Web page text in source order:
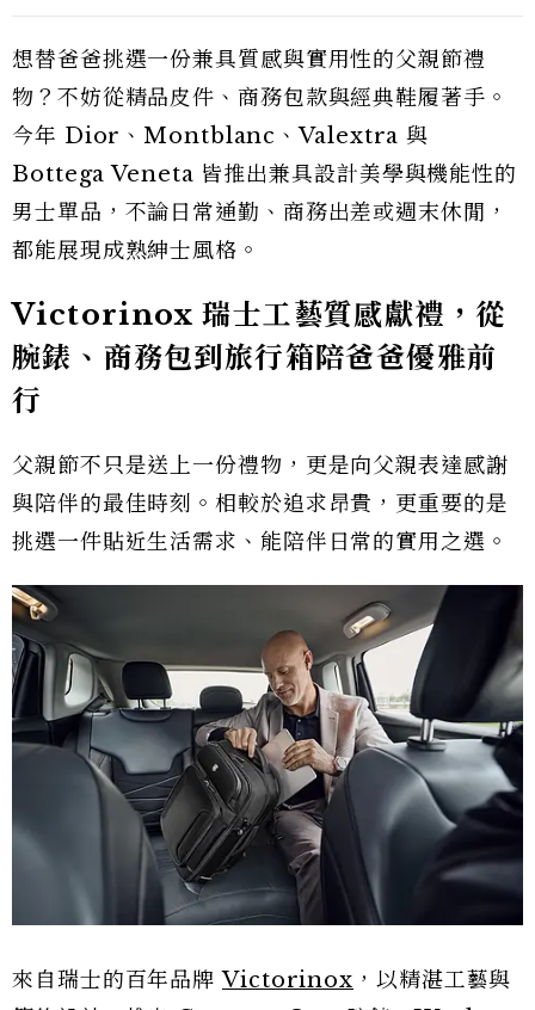
想替爸爸挑選一份兼具質感與實用性的父親節禮
物？不妨從精品皮件、商務包款與經典鞋履著手。
今年 Dior、Montblanc、Valextra 與
Bottega Veneta 皆推出兼具設計美學與機能性的
男士單品，不論日常通勤、商務出差或週末休閒，
都能展現成熟紳士風格。
Victorinox 瑞士工藝質感獻禮，從
腕錶、商務包到旅行箱陪爸爸優雅前
行
父親節不只是送上一份禮物，更是向父親表達感謝
與陪伴的最佳時刻。相較於追求昂貴，更重要的是
挑選一件貼近生活需求、能陪伴日常的實用之選。
來自瑞士的百年品牌Victorinox ，以精湛工藝與